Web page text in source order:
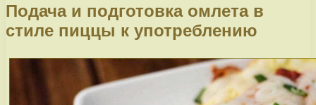
Подача и подготовка омлета в
стиле пиццы к употреблению